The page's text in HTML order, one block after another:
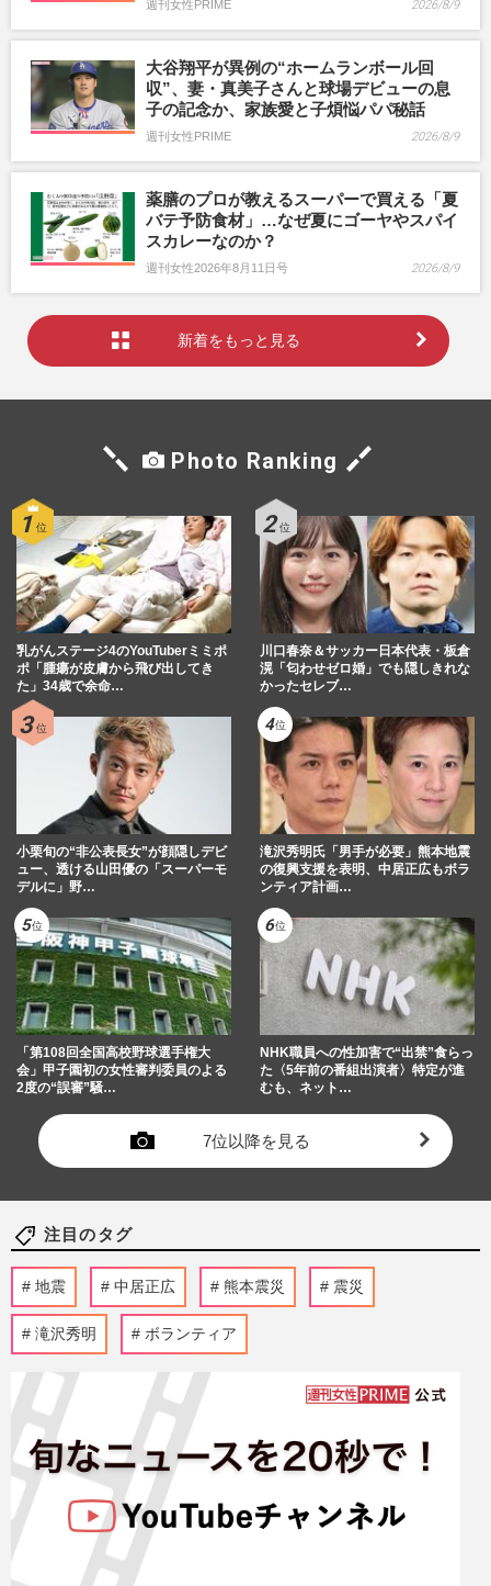
週刊女性PRIME 2026/8/9
大谷翔平が異例の“ホームランボール回
収”、妻・真美子さんと球場デビューの息
子の記念か、家族愛と子煩悩パパ秘話
週刊女性PRIME 2026/8/9
薬膳のプロが教えるスーパーで買える「夏
バテ予防食材」…なぜ夏にゴーヤやスパイ
スカレーなのか？
週刊女性2026年8月11日号 2026/8/9
新着をもっと見る
Photo Ranking
乳がんステージ4のYouTuberミミポ
ポ「腫瘍が皮膚から飛び出してき
た」34歳で余命…
川口春奈＆サッカー日本代表・板倉
滉「匂わせゼロ婚」でも隠しきれな
かったセレブ…
小栗旬の“非公表長女”が顔隠しデビ
ュー、透ける山田優の「スーパーモ
デルに」野…
滝沢秀明氏「男手が必要」熊本地震
の復興支援を表明、中居正広もボラ
ンティア計画…
「第108回全国高校野球選手権大
会」甲子園初の女性審判委員のよる
2度の“誤審”騒…
NHK職員への性加害で“出禁”食らっ
た〈5年前の番組出演者〉特定が進
むも、ネット…
7位以降を見る
注目のタグ
地震 中居正広 熊本震災 震災
滝沢秀明 ボランティア